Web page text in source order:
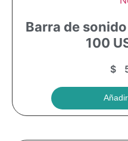
Barra de
100
$